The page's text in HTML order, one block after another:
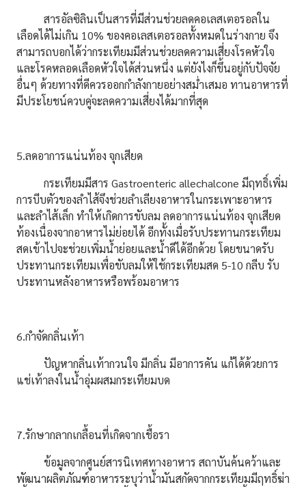
สารอัลซิลินเป็นสารที่มีส่วนช่วยลดคอเลสเตอรอลใน
เลือดได้ไม่เกิน 10% ของคอเลสเตอรอลทั้งหมดในร่างกาย จึง
สามารถบอกได้ว่ากระเทียมมีส่วนช่วยลดความเสี่ยงโรคหัวใจ
และโรคหลอดเลือดหัวใจได้ส่วนหนึ่ง แต่ยังไงก็ขึ้นอยู่กับปัจจัย
อื่นๆ ด้วยทางที่ดีควรออกกำลังกายอย่างสม่ำเสมอ ทานอาหารที่
มีประโยชน์ควบคู่จะลดความเสี่ยงได้มากที่สุด
5.ลดอาการแน่นท้อง จุกเสียด
กระเทียมมีสาร Gastroenteric allechalcone มีฤทธิ์เพิ่ม
การบีบตัวของลำไส้จึงช่วยลำเลียงอาหารในกระเพาะอาหาร
และลำไส้เล็ก ทำให้เกิดการขับลม ลดอาการแน่นท้อง จุกเสียด
ท้องเนื่องจากอาหารไม่ย่อยได้ อีกทั้งเมื่อรับประทานกระเทียม
สดเข้าไปจะช่วยเพิ่มน้ำย่อยและน้ำดีได้อีกด้วย โดยขนาดรับ
ประทานกระเทียมเพื่อขับลมให้ใช้กระเทียมสด 5-10 กลีบ รับ
ประทานหลังอาหารหรือพร้อมอาหาร
6.กำจัดกลิ่นเท้า
ปัญหากลิ่นเท้ากวนใจ มีกลิ่น มีอาการคัน แก้ได้ด้วยการ
แช่เท้าลงในน้ำอุ่มผสมกระเทียมบด
7.รักษากลากเกลื้อนที่เกิดจากเชื้อรา
ข้อมูลจากศูนย์สารนิเทศทางอาหาร สถาบันค้นคว้าและ
พัฒนาผลิตภัณฑ์อาหารระบุว่าน้ำมันสกัดจากกระเทียมมีฤทธิ์ฆ่า